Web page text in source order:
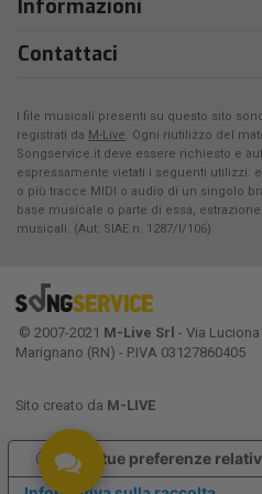
Informazioni
Contattaci
I file musicali presenti su questo sito
registrati da M-Live. Ogni riutilizzo del
Songservice.it deve essere richiesto e
espressamente vietati i seguenti utilizzi:
o più tracce MIDI o audio di un singolo
base musicale o parte di essa,
musicali. (Aut. SIAE n. 1287/I/106)
© 2007-2021 M-Live Srl - Via
Marignano (RN) - P.IVA 03127860405
Sito creato da M-LIVE
Le tue preferenze